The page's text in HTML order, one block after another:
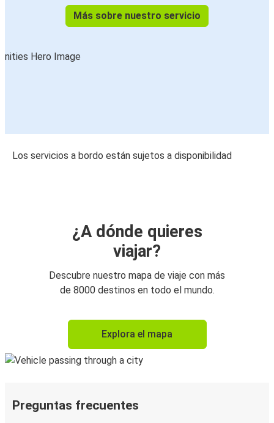
Más sobre nuestro servicio
Los servicios a bordo están sujetos a disponibilidad
¿A dónde quieres
viajar?
Descubre nuestro mapa de viaje con más
de 8000 destinos en todo el mundo.
Explora el mapa
Preguntas frecuentes